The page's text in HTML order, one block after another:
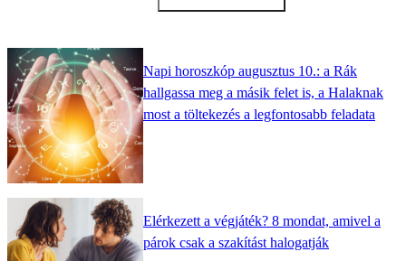
Napi horoszkóp augusztus 10.: a Rák
hallgassa meg a másik felet is, a Halaknak
most a töltekezés a legfontosabb feladata
Elérkezett a végjáték? 8 mondat, amivel a
párok csak a szakítást halogatják